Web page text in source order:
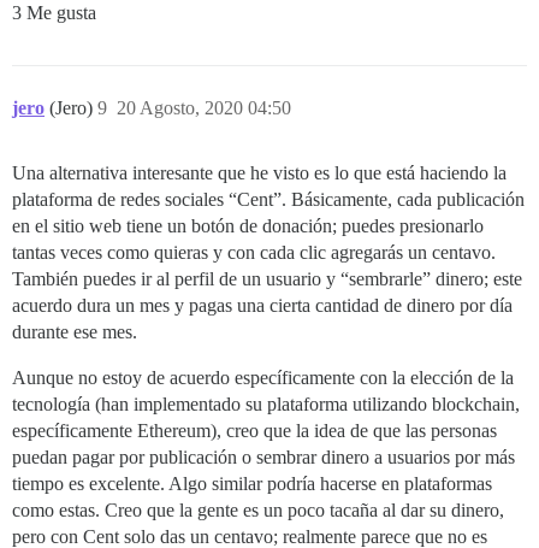
3 Me gusta
jero (Jero) 20 Agosto, 2020 04:50
9
Una alternativa interesante que he visto es lo que está haciendo la
plataforma de redes sociales “Cent”. Básicamente, cada publicación
en el sitio web tiene un botón de donación; puedes presionarlo
tantas veces como quieras y con cada clic agregarás un centavo.
También puedes ir al perfil de un usuario y “sembrarle” dinero; este
acuerdo dura un mes y pagas una cierta cantidad de dinero por día
durante ese mes.
Aunque no estoy de acuerdo específicamente con la elección de la
tecnología (han implementado su plataforma utilizando blockchain,
específicamente Ethereum), creo que la idea de que las personas
puedan pagar por publicación o sembrar dinero a usuarios por más
tiempo es excelente. Algo similar podría hacerse en plataformas
como estas. Creo que la gente es un poco tacaña al dar su dinero,
pero con Cent solo das un centavo; realmente parece que no es